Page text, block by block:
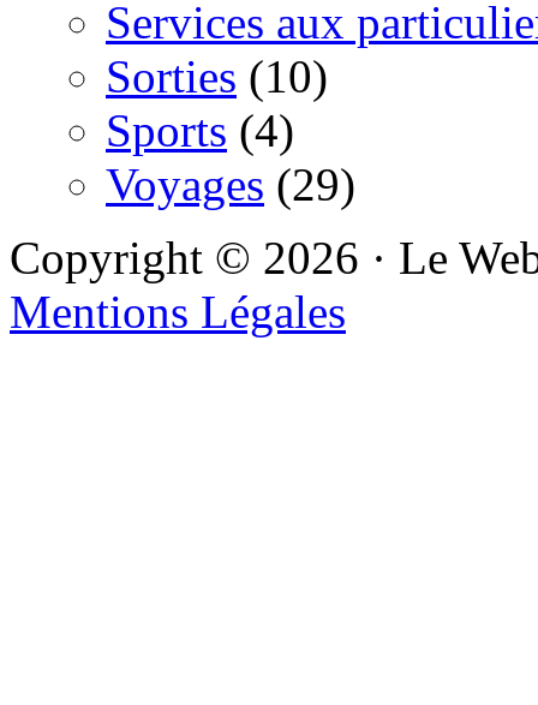
Services aux
Sorties (10)
Sports (4)
Voyages (29)
Copyright © 2026 · Le
Mentions Légales